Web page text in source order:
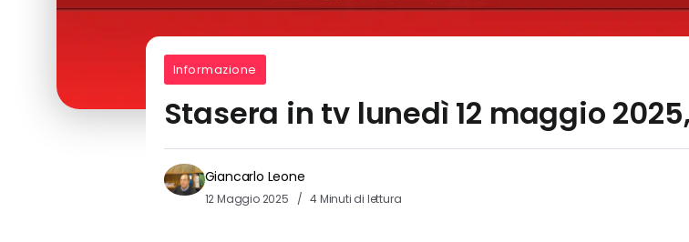
Informazione
Stasera in tv lunedì 12 maggio
Giancarlo Leone
12 Maggio 2025 4 Minuti di lettura